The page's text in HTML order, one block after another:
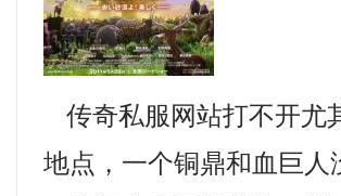
传奇私服网站打不开尤
地点，一个铜鼎和血巨